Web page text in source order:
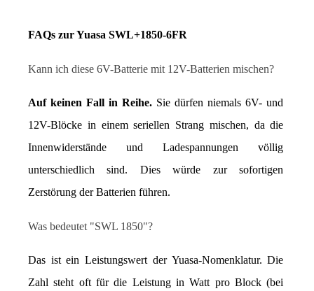
FAQs zur Yuasa SWL+1850-6FR
Kann ich diese 6V-Batterie mit 12V-Batterien mischen?
Auf keinen Fall in Reihe. Sie dürfen niemals 6V- und
12V-Blöcke in einem seriellen Strang mischen, da die
Innenwiderstände und Ladespannungen völlig
unterschiedlich sind. Dies würde zur sofortigen
Zerstörung der Batterien führen.
Was bedeutet "SWL 1850"?
Das ist ein Leistungswert der Yuasa-Nomenklatur. Die
Zahl steht oft für die Leistung in Watt pro Block (bei